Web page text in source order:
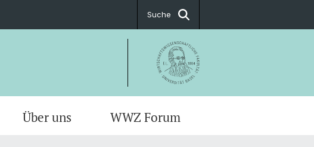
Suche
Über uns WWZ Forum